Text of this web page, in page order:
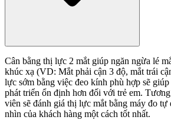
Cân bằng thị lực 2 mắt giúp ngăn ngừa lé
khúc xạ (VD: Mắt phải cận 3 độ, mắt trái
lực sớm bằng việc đeo kính phù hợp sẽ
phát triển ổn định hơn đối với trẻ em.
viên sẽ đánh giá thị lực mắt bằng máy đo
nhìn của khách hàng một cách tốt nhất.